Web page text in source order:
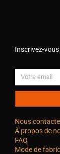
Inscrivez-vous
Nous
À propos de
FAQ
Mode de